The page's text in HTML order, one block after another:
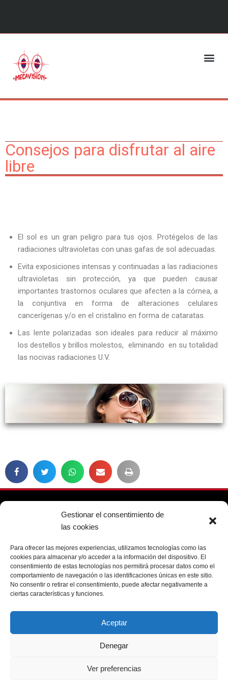
Gestionar el consentimiento de
las cookies
Para ofrecer las mejores experiencias, utilizamos tecnologías como las
cookies para almacenar y/o acceder a la información del dispositivo. El
consentimiento de estas tecnologías nos permitirá procesar datos como el
comportamiento de navegación o las identificaciones únicas en este sitio.
No consentir o retirar el consentimiento, puede afectar negativamente a
ciertas características y funciones.
Aceptar
Denegar
Ver preferencias
contenido
Consejos para disfrutar al aire
libre
El sol es un gran peligro para tus ojos. Protégelos de las
radiaciones ultravioletas con unas gafas de sol adecuadas.
Evita exposiciones intensas y continuadas a las radiaciones
ultravioletas sin protección, ya que pueden causar
importantes trastornos oculares que afecten a la córnea, a
la conjuntiva en forma de alteraciones celulares
cancerígenas y/o en el cristalino en forma de cataratas.
Las lente polarizadas son ideales para reducir al máximo
los destellos y brillos molestos, eliminando en su totalidad
las nocivas radiaciones U.V.
Calle Mentrida, 10 - 28043 Madrid
Política de cookies